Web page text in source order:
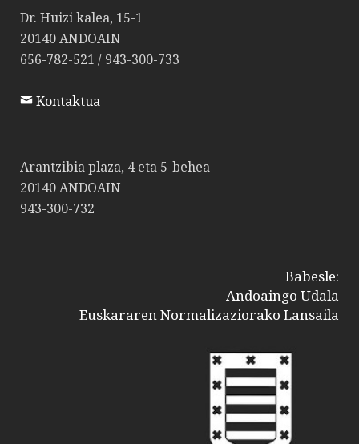
Dr. Huizi kalea, 15-1
20140 ANDOAIN
656-782-521 / 943-300-733
Kontaktua
Arantzibia plaza, 4 eta 5-behea
20140 ANDOAIN
943-300-732
Babesle:
Andoaingo Udala
Euskararen Normalizaziorako Lansaila